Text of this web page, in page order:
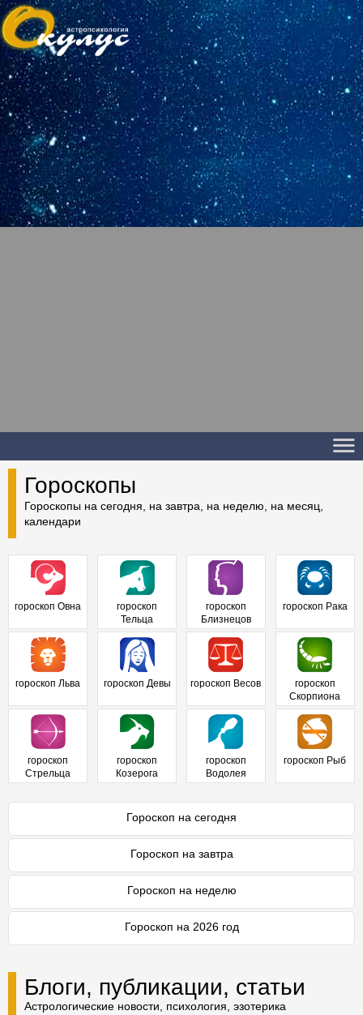
Гороскопы
Гороскопы на сегодня, на завтра, на неделю, на месяц,
календари
гороскоп Овна
гороскоп
Тельца
гороскоп
Близнецов
гороскоп Рака
гороскоп Льва гороскоп Девы гороскоп Весов
гороскоп
Скорпиона
гороскоп
Стрельца
гороскоп
Козерога
гороскоп
Водолея
гороскоп Рыб
Гороскоп на сегодня
Гороскоп на завтра
Гороскоп на неделю
Гороскоп на 2026 год
Блоги, публикации, статьи
Астрологические новости, психология, эзотерика